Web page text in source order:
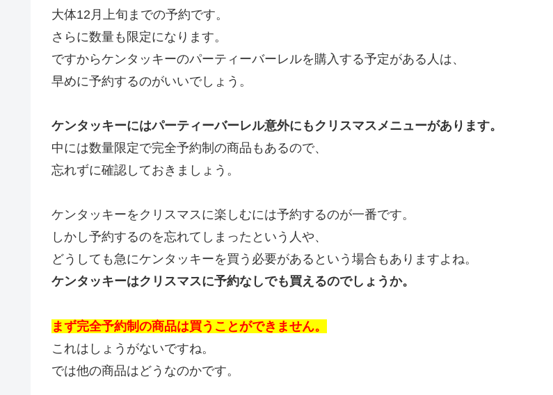
大体12月上旬までの予約です。
さらに数量も限定になります。
ですからケンタッキーのパーティーバーレルを購入する予定がある人は、
早めに予約するのがいいでしょう。
ケンタッキーにはパーティーバーレル意外にもクリスマスメニューがあります。
中には数量限定で完全予約制の商品もあるので、
忘れずに確認しておきましょう。
ケンタッキーをクリスマスに楽しむには予約するのが一番です。
しかし予約するのを忘れてしまったという人や、
どうしても急にケンタッキーを買う必要があるという場合もありますよね。
ケンタッキーはクリスマスに予約なしでも買えるのでしょうか。
まず完全予約制の商品は買うことができません。
これはしょうがないですね。
では他の商品はどうなのかです。